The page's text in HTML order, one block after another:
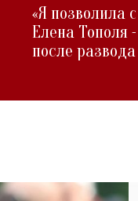
«Я позволила
Елена Тополя
после развода